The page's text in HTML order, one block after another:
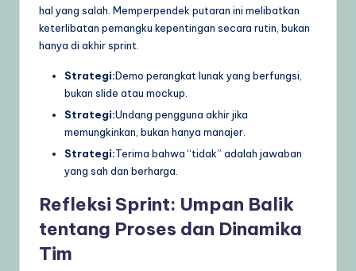
hal yang salah. Memperpendek putaran ini melibatkan
keterlibatan pemangku kepentingan secara rutin, bukan
hanya di akhir sprint.
Strategi:Demo perangkat lunak yang berfungsi,
bukan slide atau mockup.
Strategi:Undang pengguna akhir jika
memungkinkan, bukan hanya manajer.
Strategi:Terima bahwa “tidak” adalah jawaban
yang sah dan berharga.
Refleksi Sprint: Umpan Balik
tentang Proses dan Dinamika
Tim